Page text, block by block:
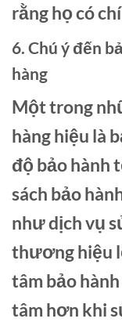
rằng họ có
6. Chú ý đến
hàng
Một trong
hàng hiệu là
độ bảo hành
sách bảo
như dịch vụ
thương hiệu
tâm bảo
tâm hơn khi